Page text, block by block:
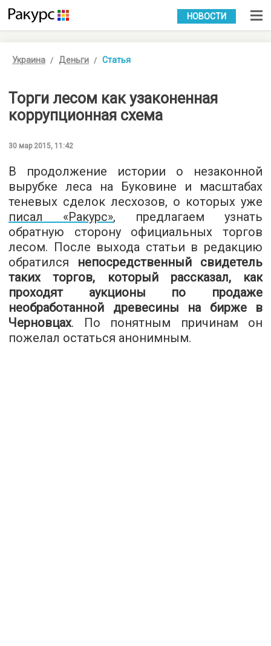
УКР РУС
НОВОСТИ
Украина Деньги Статья
Торги лесом как узаконенная
коррупционная схема
30 мар 2015, 11:42
В продолжение истории о незаконной
вырубке леса на Буковине и масштабах
теневых сделок лесхозов, о которых уже
писал «Ракурс», предлагаем узнать
обратную сторону официальных торгов
лесом. После выхода статьи в редакцию
обратился непосредственный свидетель
таких торгов, который рассказал, как
проходят аукционы по продаже
необработанной древесины на бирже в
Черновцах. По понятным причинам он
пожелал остаться анонимным.